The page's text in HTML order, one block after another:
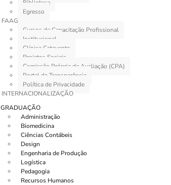
Biblioteca
Egresso
FAAG
Cursos de Capacitação Profissional
Institucional
Clínica Catavento
Projetos Sociais
Comissão Própria de Avaliação (CPA)
Portal da Transparência
Política de Privacidade
INTERNACIONALIZAÇÃO
GRADUAÇÃO
Administração
Biomedicina
Ciências Contábeis
Design
Engenharia de Produção
Logística
Pedagogia
Recursos Humanos